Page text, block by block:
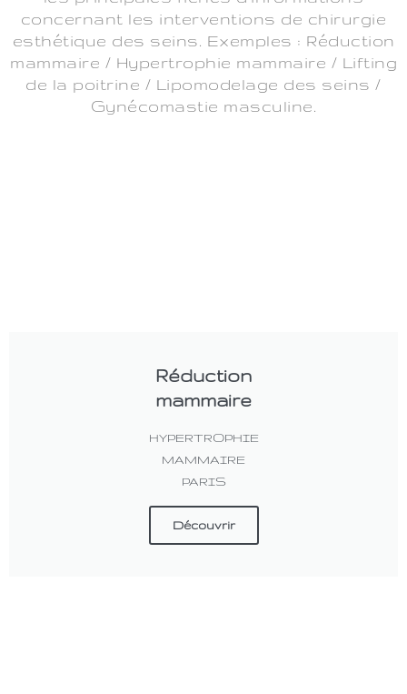
concernant les interventions de chirurgie
esthétique des seins. Exemples : Réduction
mammaire / Hypertrophie mammaire / Lifting
de la poitrine / Lipomodelage des seins /
Gynécomastie masculine.
Réduction
mammaire
HYPERTROPHIE
MAMMAIRE
PARIS
Découvrir